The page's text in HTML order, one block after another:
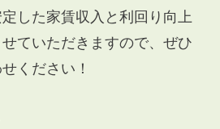
した家賃収入と利回り向上
ていただきますので、ぜひ
ください！